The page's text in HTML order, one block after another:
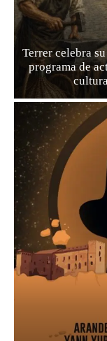
Terrer celebra
programa de